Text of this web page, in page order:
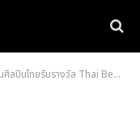
ากเวที “The 33rd Seoul Music Awards” สุดภูมิใจรางวัลอันทรงเกียรติ